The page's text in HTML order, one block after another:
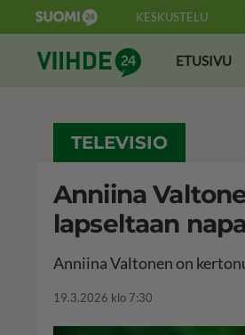
KESKUSTELU
Suomi24 ViihdeETUSIVU
TELEVISIO
Anniina
lapseltaan
Anniina Valtonen on
19.3.2026 klo 7:30